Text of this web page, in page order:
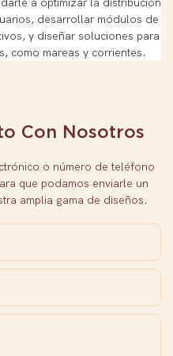
a optimizar la distribución
desarrollar módulos de
y diseñar soluciones para
como mareas y corrientes.
Con Nosotros
o número de teléfono
que podamos enviarle un
amplia gama de diseños.